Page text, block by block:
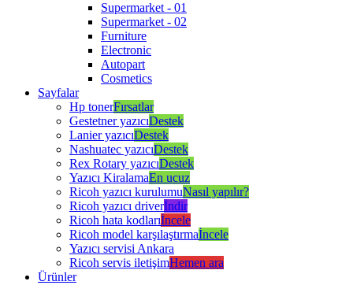
Supermarket - 01
Supermarket - 02
Furniture
Electronic
Autopart
Cosmetics
Sayfalar
Hp tonerFırsatlar
Gestetner yazıcıDestek
Lanier yazıcıDestek
Nashuatec yazıcıDestek
Rex Rotary yazıcıDestek
Yazıcı KiralamaEn ucuz
Ricoh yazıcı kurulumuNasıl yapılır?
Ricoh yazıcı driverİndir
Ricoh hata kodlarıİncele
Ricoh model karşılaştırmaİncele
Yazıcı servisi Ankara
Ricoh servis iletişimHemen ara
Ürünler